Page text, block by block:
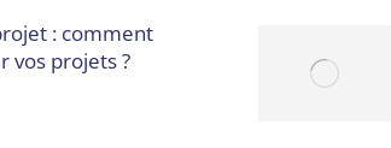
: comment
vos projets ?